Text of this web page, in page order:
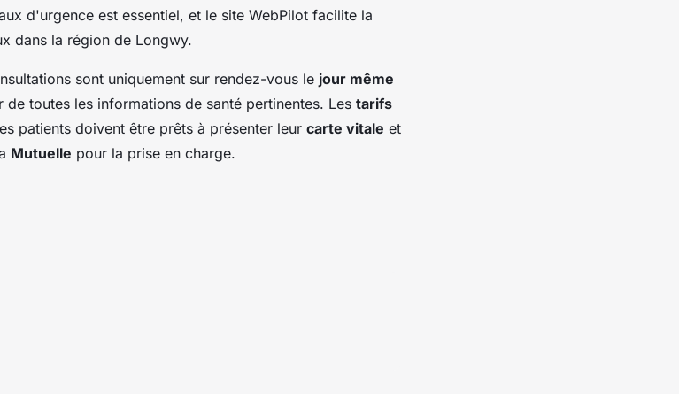
d'urgence est essentiel, et le site WebPilot facilite la
dans la région de Longwy.
sont uniquement sur rendez-vous le jour même
toutes les informations de santé pertinentes. Les tarifs
patients doivent être prêts à présenter leur carte vitale et
Mutuelle pour la prise en charge.